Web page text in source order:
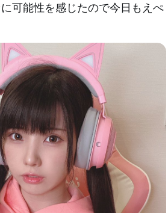
可能性を感じたので今日もえぺ